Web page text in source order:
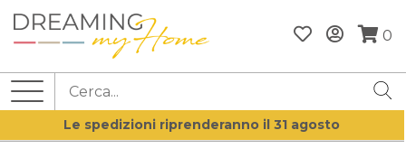
0
Le spedizioni riprenderanno il 31 agosto